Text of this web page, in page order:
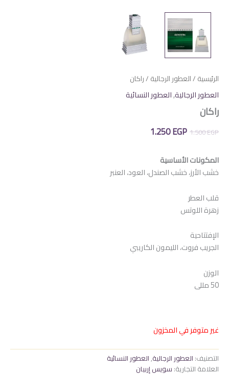
الرئيسية /العطور الرجالية / راكان
العطور الرجالية,العطور النسائية
راكان
1.500EGP
السعر
هو:
1.250EGP
هو:
المكونات الأساسية
خشب الأرز، خشب الصندل، العود، العنبر
قلب العطر
زهرة اللوتس
الإفتتاحية
الجريب فروت، الليمون الكاريبي
الوزن
50 مللى
غير متوفر في المخزون
التصنيف: العطور الرجالية,العطور النسائية
العلامة التجارية: سويس إربيان